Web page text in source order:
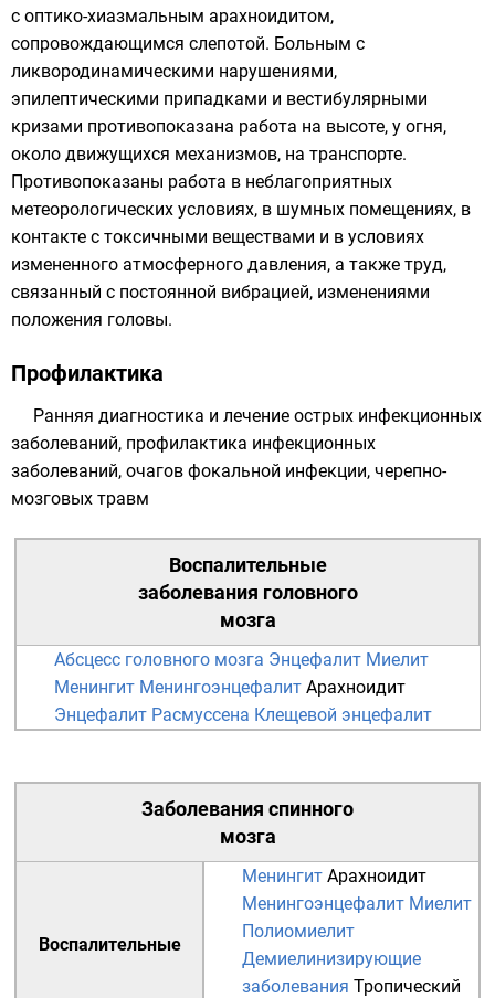
с оптико-хиазмальным арахноидитом,
сопровождающимся слепотой. Больным с
ликвородинамическими нарушениями,
эпилептическими припадками и вестибулярными
кризами противопоказана работа на высоте, у огня,
около движущихся механизмов, на транспорте.
Противопоказаны работа в неблагоприятных
метеорологических условиях, в шумных помещениях, в
контакте с токсичными веществами и в условиях
измененного атмосферного давления, а также труд,
связанный с постоянной вибрацией, изменениями
положения головы.
Профилактика
Ранняя диагностика и лечение острых инфекционных
заболеваний, профилактика инфекционных
заболеваний, очагов фокальной инфекции, черепно-
мозговых травм
Воспалительные
заболевания головного
мозга
Абсцесс головного мозга Энцефалит Миелит
Менингит Менингоэнцефалит Арахноидит
Энцефалит Расмуссена Клещевой энцефалит
Заболевания спинного
мозга
Воспалительные
Менингит Арахноидит
Менингоэнцефалит Миелит
Полиомиелит
Демиелинизирующие
заболевания Тропический